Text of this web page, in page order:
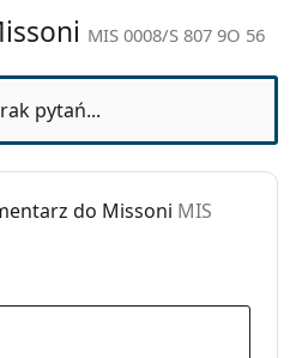
0008/S 807 9O 56
MIS 0008/S 807 9O 56
pytań...
do Missoni MIS